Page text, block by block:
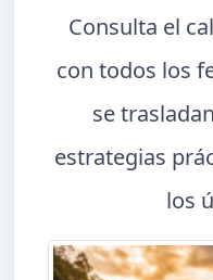
Consulta el
con todos los
se
estrategias
los